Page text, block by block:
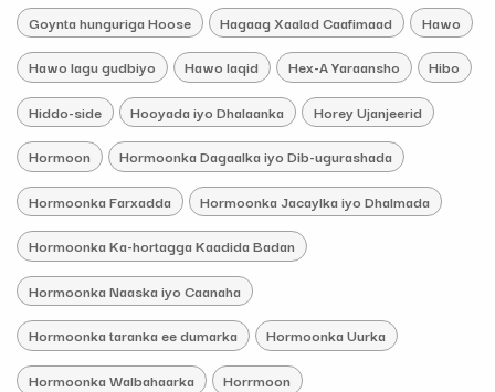
Goynta hunguriga Hoose Hagaag Xaalad Caafimaad Hawo
Hawo lagu gudbiyo Hawo laqid Hex-A Yaraansho Hibo
Hiddo-side Hooyada iyo Dhalaanka Horey Ujanjeerid
Hormoon Hormoonka Dagaalka iyo Dib-ugurashada
Hormoonka Farxadda Hormoonka Jacaylka iyo Dhalmada
Hormoonka Ka-hortagga Kaadida Badan
Hormoonka Naaska iyo Caanaha
Hormoonka taranka ee dumarka Hormoonka Uurka
Hormoonka Walbahaarka Horrmoon